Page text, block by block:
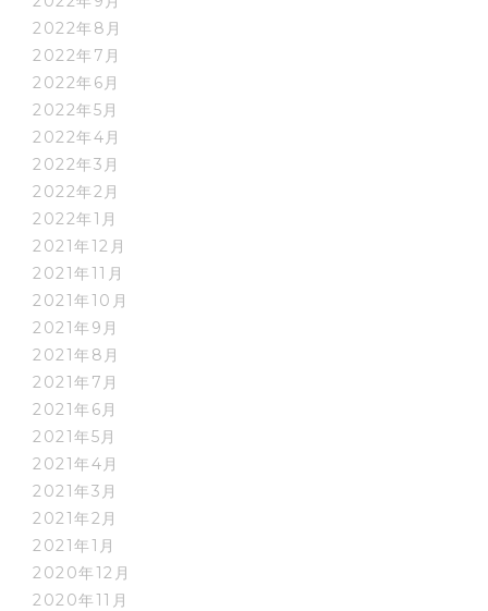
2022年8月
2022年7月
2022年6月
2022年5月
2022年4月
2022年3月
2022年2月
2022年1月
2021年12月
2021年11月
2021年10月
2021年9月
2021年8月
2021年7月
2021年6月
2021年5月
2021年4月
2021年3月
2021年2月
2021年1月
2020年12月
2020年11月